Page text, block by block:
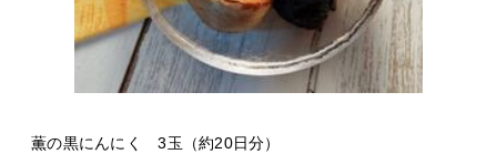
薫の黒にんにく 3玉（約20日分）